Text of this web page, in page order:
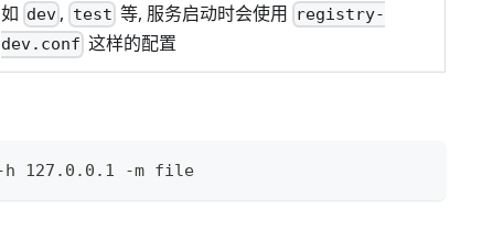
如 dev , test 等, 服务启动时会使用 registry-
dev.conf 这样的配置
h 127.0.0.1 -m file